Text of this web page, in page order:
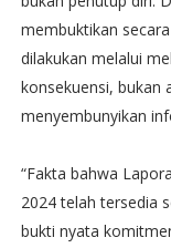
membuktikan
dilakukan melalui
konsekuensi, bukan
menyembunyikan
“Fakta bahwa
2024 telah tersedia
bukti nyata